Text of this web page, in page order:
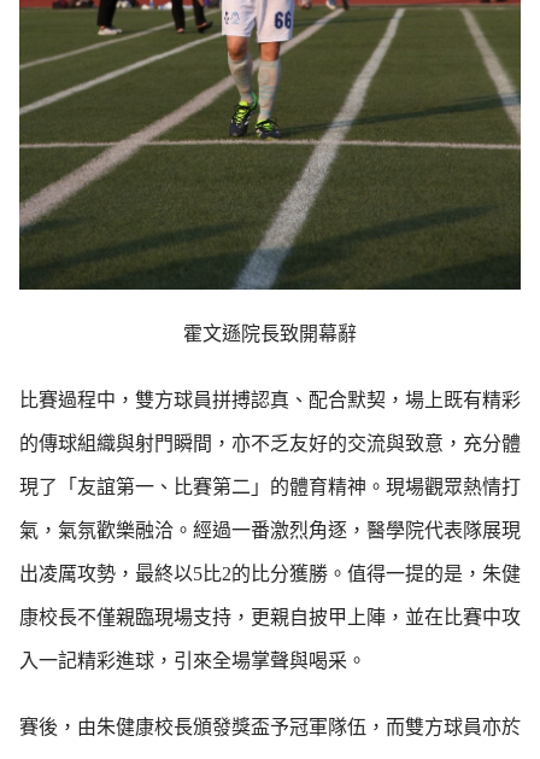
霍文遜院長致開幕辭
比賽過程中，雙方球員拼搏認真、配合默契，場上既有精彩
的傳球組織與射門瞬間，亦不乏友好的交流與致意，充分體
現了「友誼第一、比賽第二」的體育精神。現場觀眾熱情打
氣，氣氛歡樂融洽。經過一番激烈角逐，醫學院代表隊展現
出凌厲攻勢，最終以5比2的比分獲勝。值得一提的是，朱健
康校長不僅親臨現場支持，更親自披甲上陣，並在比賽中攻
入一記精彩進球，引來全場掌聲與喝采。
賽後，由朱健康校長頒發獎盃予冠軍隊伍，而雙方球員亦於